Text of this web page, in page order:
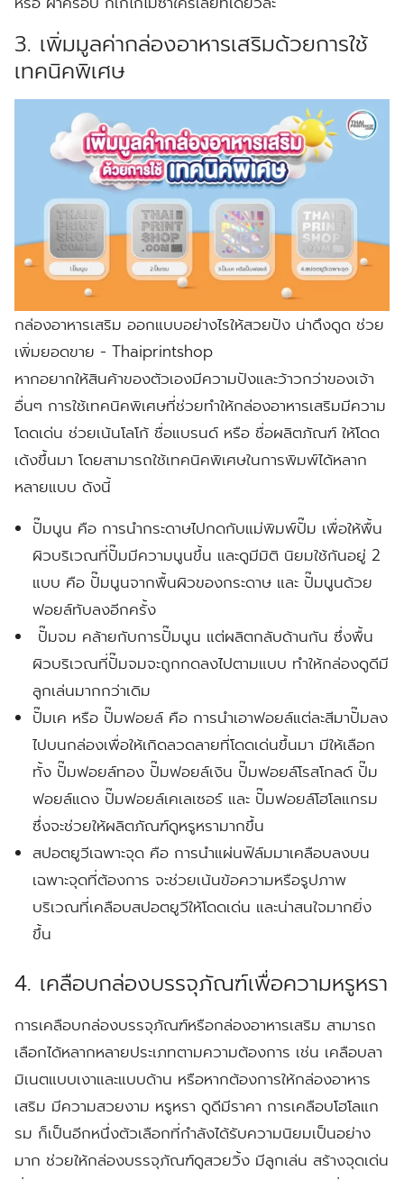
3. เพิ่มมูลค่ากล่องอาหารเสริมด้วยการใช้
เทคนิคพิเศษ
กล่องอาหารเสริม ออกแบบอย่างไรให้สวยปัง น่าดึงดูด ช่วย
เพิ่มยอดขาย - Thaiprintshop
หากอยากให้สินค้าของตัวเองมีความปังและว้าวกว่าของเจ้า
อื่นๆ การใช้เทคนิคพิเศษที่ช่วยทำให้กล่องอาหารเสริมมีความ
โดดเด่น ช่วยเน้นโลโก้ ชื่อแบรนด์ หรือ ชื่อผลิตภัณฑ์ ให้โดด
เด้งขึ้นมา โดยสามารถใช้เทคนิคพิเศษในการพิมพ์ได้หลาก
หลายแบบ ดังนี้
ปั๊มนูน คือ การนำกระดาษไปกดกับแม่พิมพ์ปั๊ม เพื่อให้พื้น
ผิวบริเวณที่ปั๊มมีความนูนขึ้น และดูมีมิติ นิยมใช้กันอยู่ 2
แบบ คือ ปั๊มนูนจากพื้นผิวของกระดาษ และ ปั๊มนูนด้วย
ฟอยล์ทับลงอีกครั้ง
ปั๊มจม คล้ายกับการปั๊มนูน แต่ผลิตกลับด้านกัน ซึ่งพื้น
ผิวบริเวณที่ปั๊มจมจะถูกกดลงไปตามแบบ ทำให้กล่องดูดีมี
ลูกเล่นมากกว่าเดิม
ปั๊มเค หรือ ปั๊มฟอยล์ คือ การนำเอาฟอยล์แต่ละสีมาปั๊มลง
ไปบนกล่องเพื่อให้เกิดลวดลายที่โดดเด่นขึ้นมา มีให้เลือก
ทั้ง ปั๊มฟอยล์ทอง ปั๊มฟอยล์เงิน ปั๊มฟอยล์โรสโกลด์ ปั๊ม
ฟอยล์แดง ปั๊มฟอยล์เคเลเซอร์ และ ปั๊มฟอยล์โฮโลแกรม
ซึ่งจะช่วยให้ผลิตภัณฑ์ดูหรูหรามากขึ้น
สปอตยูวีเฉพาะจุด คือ การนำแผ่นฟิล์มมาเคลือบลงบน
เฉพาะจุดที่ต้องการ จะช่วยเน้นข้อความหรือรูปภาพ
บริเวณที่เคลือบสปอตยูวีให้โดดเด่น และน่าสนใจมากยิ่ง
ขึ้น
4. เคลือบกล่องบรรจุภัณฑ์เพื่อความหรูหรา
การเคลือบกล่องบรรจุภัณฑ์หรือกล่องอาหารเสริม สามารถ
เลือกได้หลากหลายประเภทตามความต้องการ เช่น เคลือบลา
มิเนตแบบเงาและแบบด้าน หรือหากต้องการให้กล่องอาหาร
เสริม มีความสวยงาม หรูหรา ดูดีมีราคา การเคลือบโฮโลแก
รม ก็เป็นอีกหนึ่งตัวเลือกที่กำลังได้รับความนิยมเป็นอย่าง
มาก ช่วยให้กล่องบรรจุภัณฑ์ดูสวยวิ้ง มีลูกเล่น สร้างจุดเด่น